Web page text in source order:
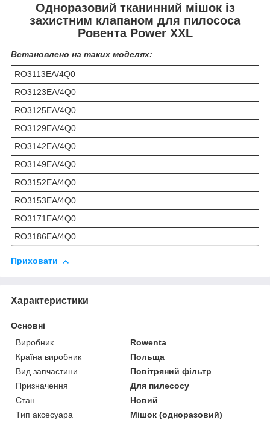
Одноразовий тканинний мішок із
захистним клапаном для пилососа
Ровента Power XXL
Встановлено на таких моделях:
RO3113EA/4Q0
RO3123EA/4Q0
RO3125EA/4Q0
RO3129EA/4Q0
RO3142EA/4Q0
RO3149EA/4Q0
RO3152EA/4Q0
RO3153EA/4Q0
RO3171EA/4Q0
RO3186EA/4Q0
Приховати
Характеристики
Основні
Виробник
Rowenta
Країна виробник
Польща
Вид запчастини
Повітряний фільтр
Призначення
Для пилесосу
Стан
Новий
Тип аксесуара
Мішок (одноразовий)